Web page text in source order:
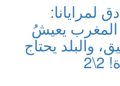
لمرايانا:
المغرب يعيشُ
والبلد يحتاج